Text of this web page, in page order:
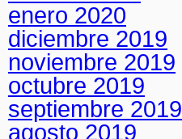
enero 2020
diciembre 2019
noviembre 2019
octubre 2019
septiembre 2019
agosto 2019